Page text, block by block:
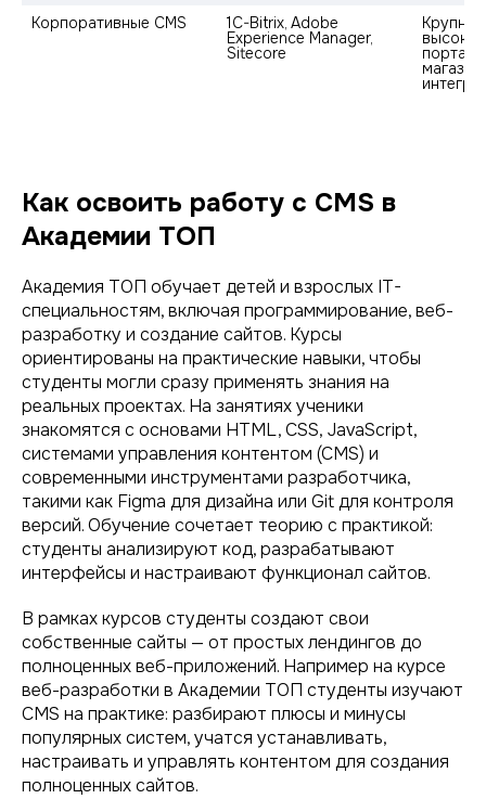
Корпоративные CMS
1C-Bitrix, Adobe
Experience Manager,
Sitecore
Как освоить работу с CMS в
Академии ТОП
Академия ТОП обучает детей и взрослых IT-
специальностям, включая программирование, веб-
разработку и создание сайтов. Курсы
ориентированы на практические навыки, чтобы
студенты могли сразу применять знания на
реальных проектах. На занятиях ученики
знакомятся с основами HTML, CSS, JavaScript,
системами управления контентом (CMS) и
современными инструментами разработчика,
такими как Figma для дизайна или Git для контроля
версий. Обучение сочетает теорию с практикой:
студенты анализируют код, разрабатывают
интерфейсы и настраивают функционал сайтов.
В рамках курсов студенты создают свои
собственные сайты — от простых лендингов до
полноценных веб-приложений. Например на курсе
веб-разработки в Академии ТОП студенты изучают
CMS на практике: разбирают плюсы и минусы
популярных систем, учатся устанавливать,
настраивать и управлять контентом для создания
полноценных сайтов.